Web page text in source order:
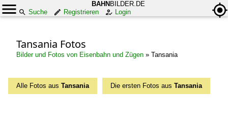
BAHN BILDER.DE
Suche
Registrieren Login
Tansania Fotos
Bilder und Fotos von Eisenbahn und Zügen » Tansania
Alle Fotos aus Tansania Die ersten Fotos aus Tansania